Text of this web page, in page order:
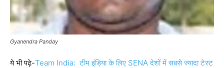
Gyanendra Panday
ये भी पढ़े-Team India: टीम इंडिया के लिए SENA देशों में सबसे ज्यादा टेस्ट